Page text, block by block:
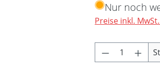
Nur noch
Preise inkl.
Produkt